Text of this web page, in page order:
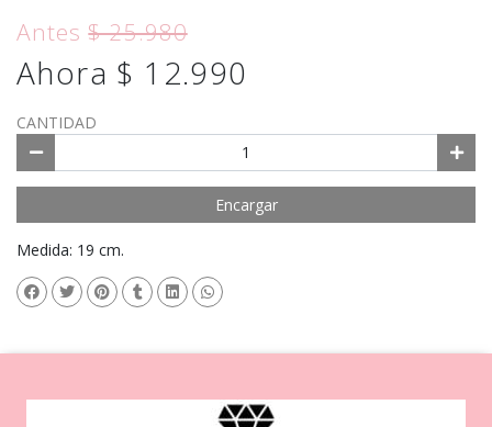
Antes$ 25.980
Ahora $ 12.990
CANTIDAD
Encargar
Medida: 19 cm.